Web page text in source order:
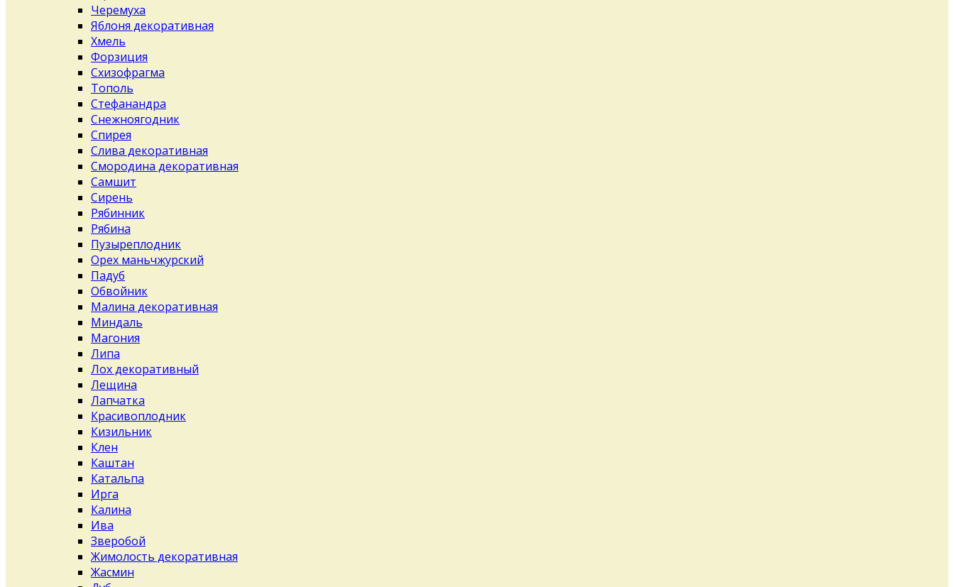
Черемуха
Яблоня декоративная
Хмель
Форзиция
Схизофрагма
Тополь
Стефанандра
Снежноягодник
Спирея
Слива декоративная
Смородина декоративная
Самшит
Сирень
Рябинник
Рябина
Пузыреплодник
Орех маньчжурский
Падуб
Обвойник
Малина декоративная
Миндаль
Магония
Липа
Лох декоративный
Лещина
Лапчатка
Красивоплодник
Кизильник
Клен
Каштан
Катальпа
Ирга
Калина
Ива
Зверобой
Жимолость декоративная
Жасмин